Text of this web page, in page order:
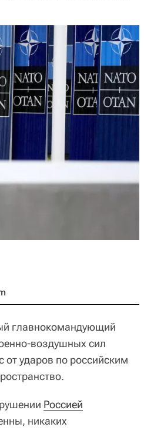
главнокомандующий
воздушных сил
ударов по российским
Россией
никаких